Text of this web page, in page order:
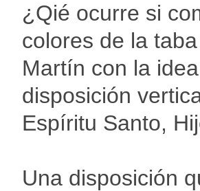
¿Qié ocurre si
colores de la
Martín con la
disposición
Espíritu Santo,
Una disposición